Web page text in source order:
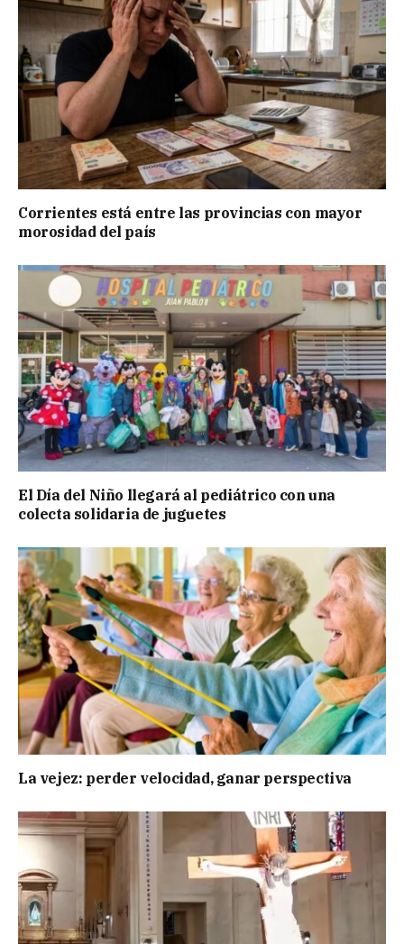
Corrientes está entre las provincias con mayor
morosidad del país
El Día del Niño llegará al pediátrico con una
colecta solidaria de juguetes
La vejez: perder velocidad, ganar perspectiva